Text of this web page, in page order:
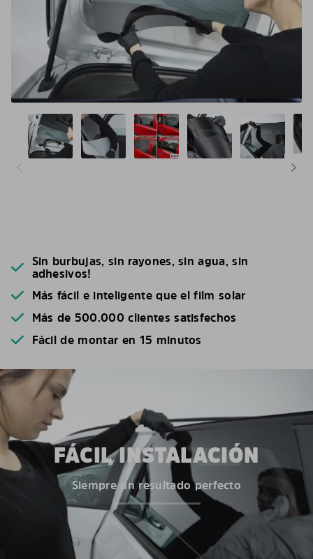
Sin burbujas, sin rayones, sin agua, sin
adhesivos!
Más fácil e inteligente que el film solar
Más de 500.000 clientes satisfechos
Fácil de montar en 15 minutos
FÁCIL INSTALACIÓN
Siempre un resultado perfecto